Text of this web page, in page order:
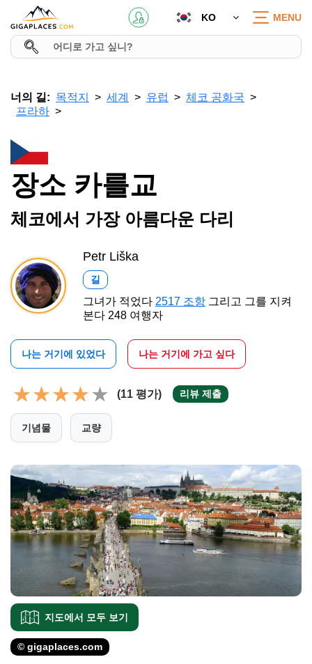
KO MENU
너의 길: 목적지 세계 유럽
체코 공화국
프라하
장소 카를교
체코에서 가장 아름다운 다리
Petr Liška
길
그녀가 적었다 2517 조항 그리고 그를 지켜
본다 248 여행자
나는 거기에 있었다 나는 거기에 가고 싶다
(11 평가) 리뷰 제출
기념물 교량
지도에서 모두 보기
© gigaplaces.com